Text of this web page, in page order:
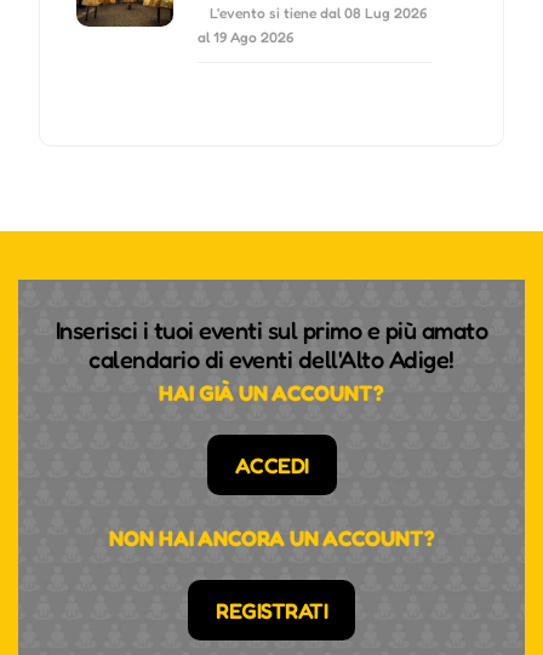
L'evento si tiene dal 08 Lug 2026
al 19 Ago 2026
Inserisci i tuoi eventi sul primo e più amato
calendario di eventi dell'Alto Adige!
HAI GIÀ UN ACCOUNT?
ACCEDI
NON HAI ANCORA UN ACCOUNT?
REGISTRATI